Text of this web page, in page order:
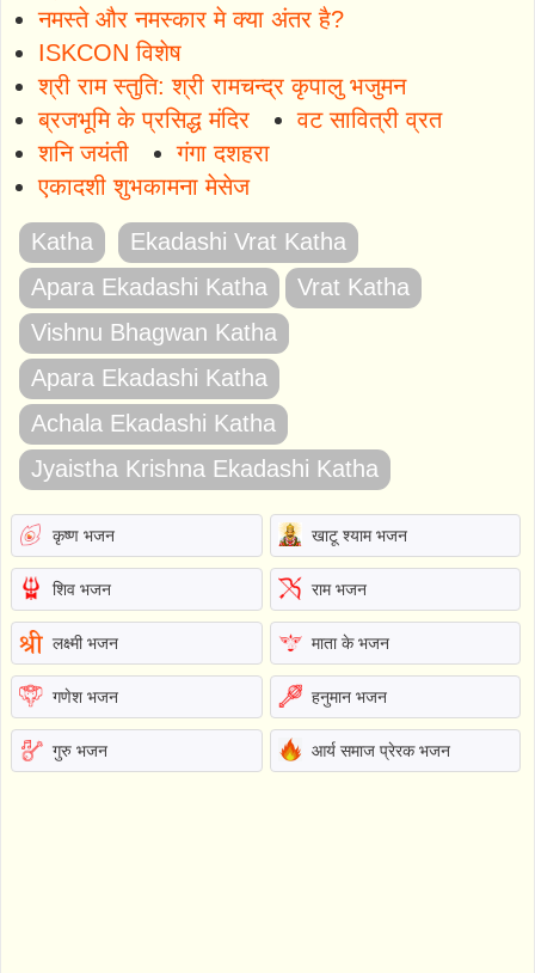
नमस्ते और नमस्कार मे क्या अंतर है?
ISKCON विशेष
श्री राम स्तुति: श्री रामचन्द्र कृपालु भजुमन
ब्रजभूमि के प्रसिद्ध मंदिर
वट सावित्री व्रत
शनि जयंती
गंगा दशहरा
एकादशी शुभकामना मेसेज
Katha
Ekadashi Vrat Katha
Apara Ekadashi Katha
Vrat Katha
Vishnu Bhagwan Katha
Apara Ekadashi Katha
Achala Ekadashi Katha
Jyaistha Krishna Ekadashi Katha
कृष्ण भजन खाटू श्याम भजन
शिव भजन राम भजन
लक्ष्मी भजन माता के भजन
गणेश भजन हनुमान भजन
गुरु भजन आर्य समाज प्रेरक भजन